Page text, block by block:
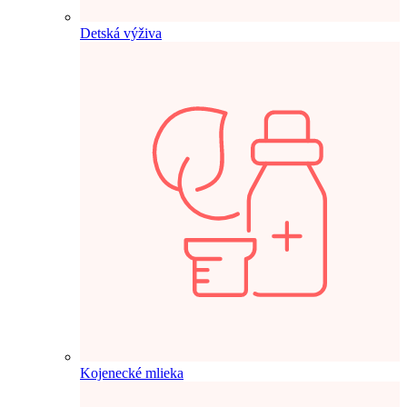
Detská výživa
Kojenecké mlieka